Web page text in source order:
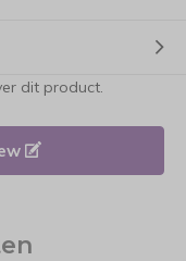
dit product.